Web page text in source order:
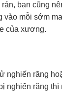
bạn cũng
vào mỗi sớm
của xương.
nghiến răng
nghiến răng thì